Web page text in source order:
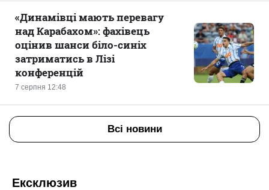
7 серпня 12:48
«Динамівці мають перевагу
над Карабахом»: фахівець
оцінив шанси біло-синіх
затриматись в Лізі
конференцій
Всі новини
Ексклюзив